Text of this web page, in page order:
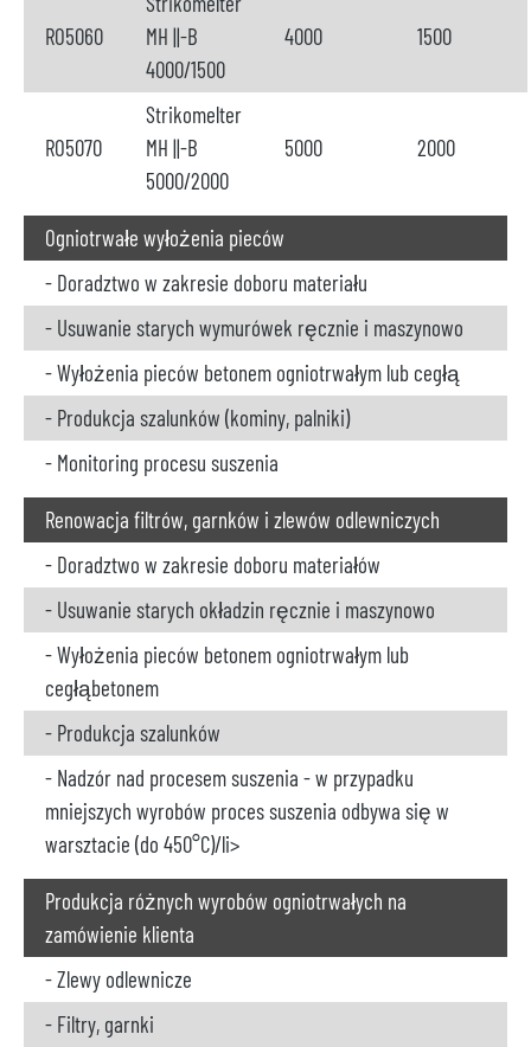
RO5060
MH ||-B
4000/1500
4000 1500
RO5070
Strikomelter
MH ||-B
5000/2000
5000 2000
Ogniotrwałe wyłożenia pieców
- Doradztwo w zakresie doboru materiału
- Usuwanie starych wymurówek ręcznie i maszynowo
- Wyłożenia pieców betonem ogniotrwałym lub cegłą
- Produkcja szalunków (kominy, palniki)
- Monitoring procesu suszenia
Renowacja filtrów, garnków i zlewów odlewniczych
- Doradztwo w zakresie doboru materiałów
- Usuwanie starych okładzin ręcznie i maszynowo
- Wyłożenia pieców betonem ogniotrwałym lub
cegłąbetonem
- Produkcja szalunków
- Nadzór nad procesem suszenia - w przypadku
mniejszych wyrobów proces suszenia odbywa się w
warsztacie (do 450°C)/li>
Produkcja różnych wyrobów ogniotrwałych na
zamówienie klienta
- Zlewy odlewnicze
- Filtry, garnki